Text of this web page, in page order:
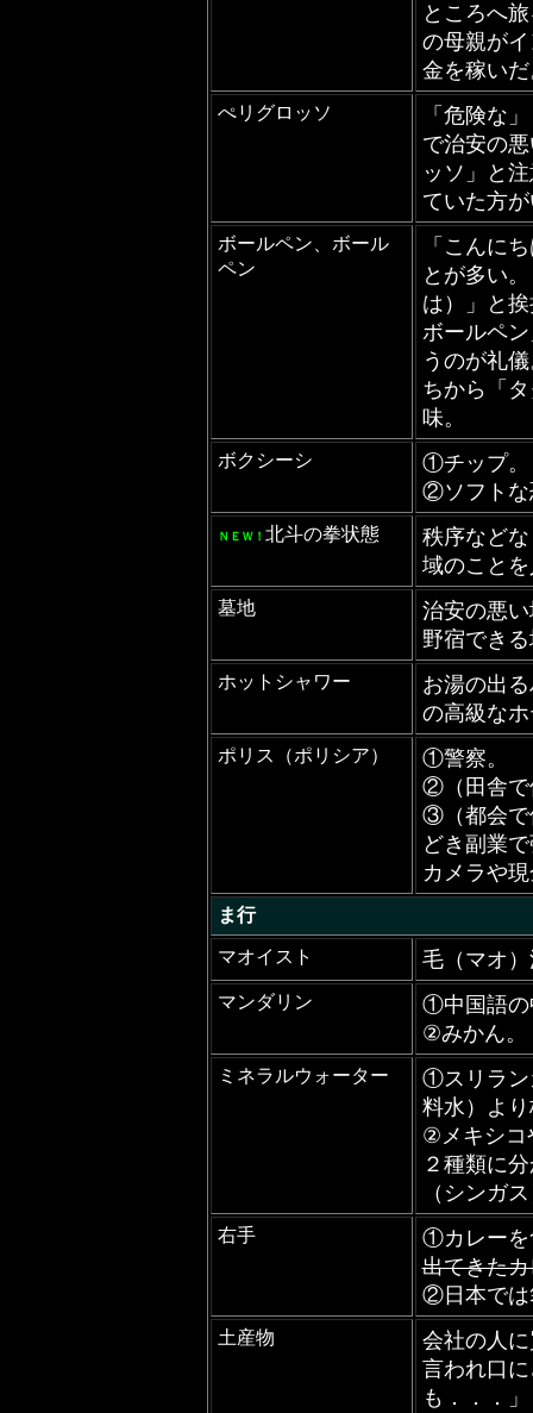
ところへ
の母親が
金を稼い
ぺリグロッソ
「危険な
で治安の
ッソ」と
ていた方
ボールペン、ボール
ペン
「こんに
とが多い
は）」と
ボールペ
うのが礼
ちから「
味。
ボクシーシ
①チップ。
②ソフトな
ＮＥＷ！ 北斗の拳状態
秩序など
域のこと
墓地
治安の悪
野宿でき
ホットシャワー
お湯の出
の高級な
ポリス（ポリシア）
①警察。
②（田舎で
③（都会で
どき副業
カメラや
ま行
マオイスト 毛（マオ
マンダリン
①中国語の
②みかん。
ミネラルウォーター
①スリラン
料水）よ
②メキシコ
２種類に
（シンガ
右手
①カレーを
出てきた
②日本では
土産物
会社の人
言われ口
も．．．